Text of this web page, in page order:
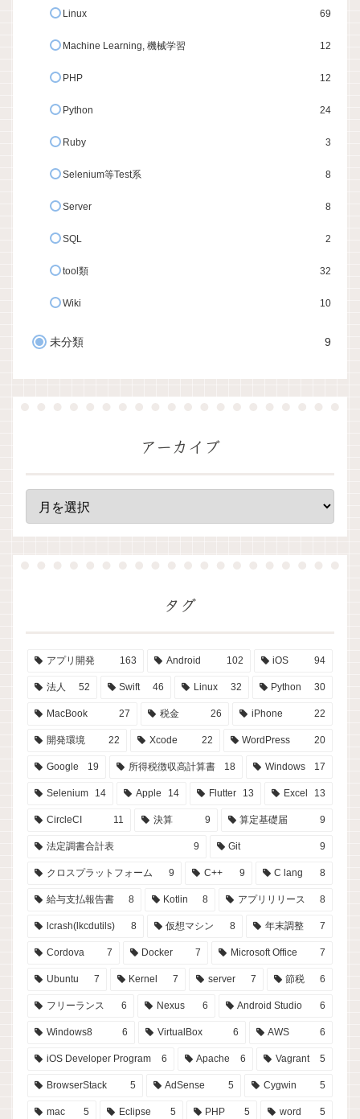
Linux 69
Machine Learning, 機械学習 12
PHP 12
Python 24
Ruby 3
Selenium等Test系 8
Server 8
SQL 2
tool類 32
Wiki 10
未分類 9
アーカイブ
タグ
アプリ開発 163 Android 102 iOS 94
法人 52 Swift 46 Linux 32 Python 30
MacBook 27 税金 26 iPhone 22
開発環境 22 Xcode 22 WordPress 20
Google 19 所得税徴収高計算書 18 Windows 17
Selenium 14 Apple 14 Flutter 13 Excel 13
CircleCI 11 決算 9 算定基礎届 9
法定調書合計表 9 Git 9
クロスプラットフォーム 9 C++ 9 C lang 8
給与支払報告書 8 Kotlin 8 アプリリリース 8
lcrash(lkcdutils) 8 仮想マシン 8 年末調整 7
Cordova 7 Docker 7 Microsoft Office 7
Ubuntu 7 Kernel 7 server 7 節税 6
フリーランス 6 Nexus 6 Android Studio 6
Windows8 6 VirtualBox 6 AWS 6
iOS Developer Program 6 Apache 6 Vagrant 5
BrowserStack 5 AdSense 5 Cygwin 5
mac 5 Eclipse 5 PHP 5 word 5